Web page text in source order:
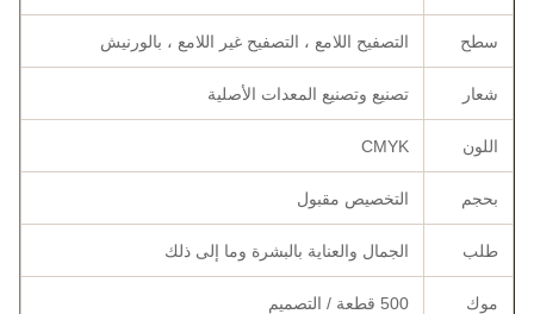
سطح التصفيح اللامع ، التصفيح غير اللامع ، بالورنيش
شعار تصنيع وتصنيع المعدات الأصلية
اللون CMYK
بحجم التخصيص مقبول
طلب الجمال والعناية بالبشرة وما إلى ذلك
موك 500 قطعة / التصميم